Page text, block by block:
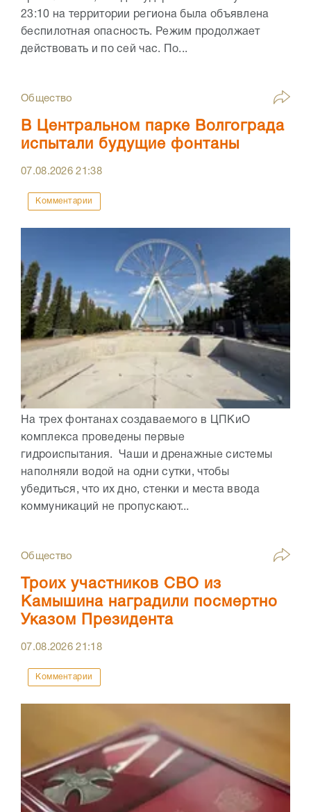
23:10 на территории региона была объявлена
беспилотная опасность. Режим продолжает
действовать и по сей час. По...
Общество
В Центральном парке Волгограда
испытали будущие фонтаны
07.08.202621:38
Комментарии
На трех фонтанах создаваемого в ЦПКиО
комплекса проведены первые
гидроиспытания. Чаши и дренажные системы
наполняли водой на одни сутки, чтобы
убедиться, что их дно, стенки и места ввода
коммуникаций не пропускают...
Общество
Троих участников СВО из
Камышина наградили посмертно
Указом Президента
07.08.202621:18
Комментарии